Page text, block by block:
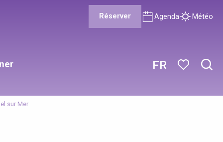
FR
Réserver Agenda Météo
sur Mer